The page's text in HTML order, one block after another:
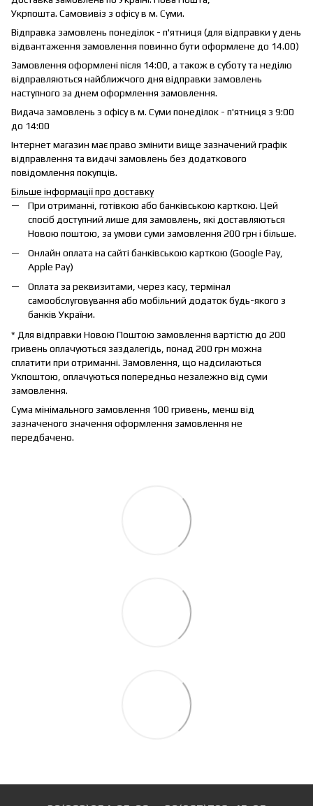
Укрпошта. Самовивіз з офісу в м. Суми.
Відправка замовлень понеділок - п'ятниця (для відправки у день
відвантаження замовлення повинно бути оформлене до 14.00)
Замовлення оформлені після 14:00, а також в суботу та неділю
відправляються найближчого дня відправки замовлень
наступного за днем оформлення замовлення.
Видача замовлень з офісу в м. Суми понеділок - п'ятниця з 9:00
до 14:00
Інтернет магазин має право змінити вище зазначений графік
відправлення та видачі замовлень без додаткового
повідомлення покупців.
Більше інформації про доставку
При отриманні, готівкою або банківською карткою. Цей
спосіб доступний лише для замовлень, які доставляються
Новою поштою, за умови суми замовлення 200 грн і більше.
Онлайн оплата на сайті банківською карткою (Google Pay,
Apple Pay)
Оплата за реквизитами, через касу, термінал
самообслуговування або мобільний додаток будь-якого з
банків України.
* Для відправки Новою Поштою замовлення вартістю до 200
гривень оплачуються заздалегідь, понад 200 грн можна
сплатити при отриманні. Замовлення, що надсилаються
Укпоштою, оплачуються попередньо незалежно від суми
замовлення.
Сума мінімального замовлення 100 гривень, менш від
зазначеного значення оформлення замовлення не
передбачено.